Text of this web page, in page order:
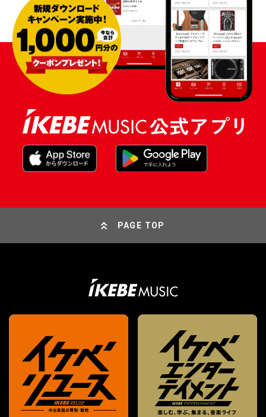
PAGE TOP